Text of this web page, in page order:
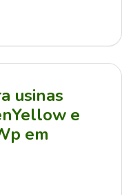
usinas
e
em